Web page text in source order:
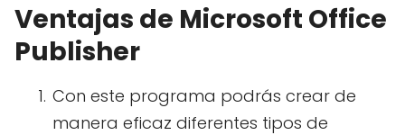
Ventajas de Microsoft Office
Publisher
Con este programa podrás crear de
manera eficaz diferentes tipos de